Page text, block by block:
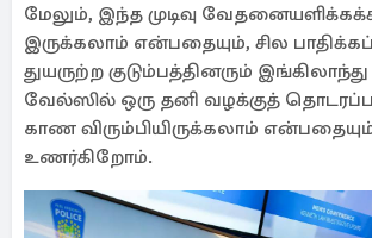
மேலும், இந்த முடிவு
இருக்கலாம் என்பதையும், சில
துயருற்ற குடும்பத்தினரும்
வேல்ஸில் ஒரு தனி வழக்குத்
காண விரும்பியிருக்கலாம்
உணர்கிறோம்.